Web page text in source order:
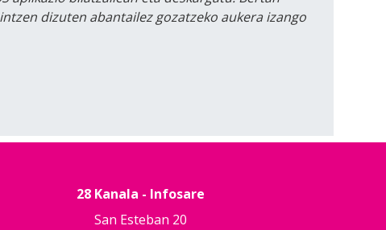
dizuten abantailez gozatzeko aukera izango
28 Kanala - Infosare
San Esteban 20